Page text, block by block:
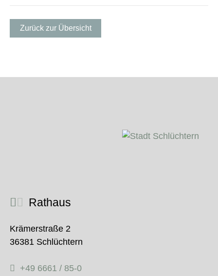
Zurück zur Übersicht
Rathaus
Krämerstraße 2
36381 Schlüchtern
+49 6661 / 85-0